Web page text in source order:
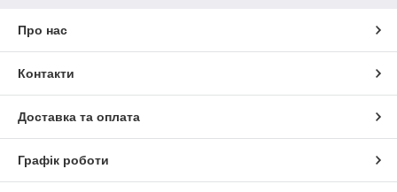
Про нас
Контакти
Доставка та оплата
Графік роботи